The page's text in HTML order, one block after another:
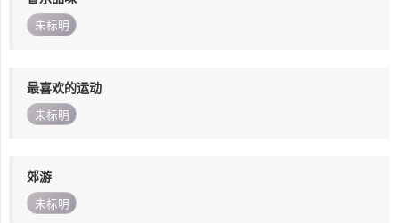
未标明
最喜欢的运动
未标明
郊游
未标明